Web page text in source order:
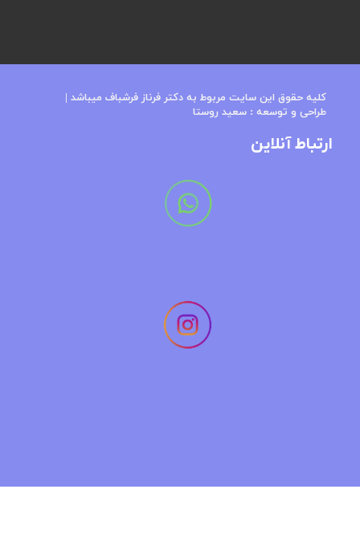
کلیه حقوق این سایت مربوط به دکتر فرناز فرشباف میباشد​​​​​​​ |
طراحی و توسعه : سعید روستا
ارتباط آنلاین